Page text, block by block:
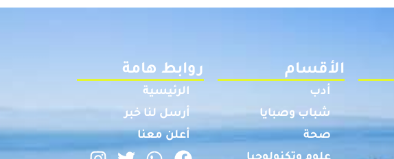
الأقسام
أدب
شباب وصبايا
صحة
روابط هامة
الرئيسية
أرسل لنا خبر
أعلن معنا